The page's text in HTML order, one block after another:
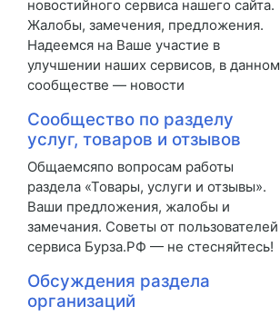
новостийного сервиса нашего сайта.
Жалобы, замечения, предложения.
Надеемся на Ваше участие в
улучшении наших сервисов, в данном
сообществе — новости
Сообщество по разделу
услуг, товаров и отзывов
Общаемсяпо вопросам работы
раздела «Товары, услуги и отзывы».
Ваши предложения, жалобы и
замечания. Советы от пользователей
сервиса Бурза.РФ — не стесняйтесь!
Обсуждения раздела
организаций